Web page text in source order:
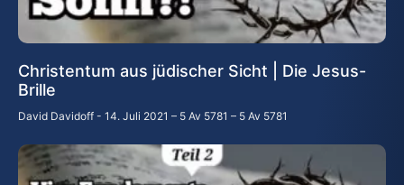
Christentum aus jüdischer Sicht | Die Jesus-
Brille
David Davidoff 14. Juli 2021 – 5 Av 5781 – 5 Av 5781